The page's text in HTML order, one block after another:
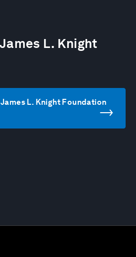
L. Knight
L. Knight Foundation